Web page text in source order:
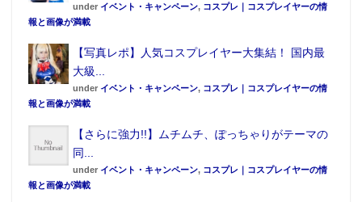
under イベント・キャンペーン, コスプレ｜コスプレイヤーの情
報と画像が満載
【写真レポ】人気コスプレイヤー大集結！ 国内最
大級...
under イベント・キャンペーン, コスプレ｜コスプレイヤーの情
報と画像が満載
【さらに強力!!】ムチムチ、ぽっちゃりがテーマの
同...
under イベント・キャンペーン, コスプレ｜コスプレイヤーの情
報と画像が満載